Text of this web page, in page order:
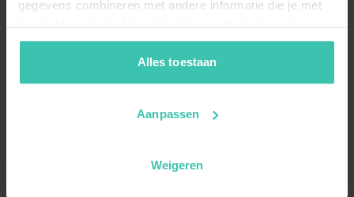
gegevens combineren met andere informatie die je met
hen hebt gedeeld of die zij hebben verzameld op basis
van je gebruik van hun diensten. Zo zorgen we ervoor dat
jouw vakantiezoektocht soepel en op maat verloopt!
Alles toestaan
Aanpassen
Weigeren
, in dem sich Ihr Hund frei bewegen kann.
Die Ferienhäuser in dieser Region sind besonders gut